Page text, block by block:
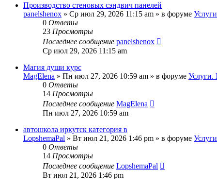
Производство стеновых сэндвич панелей
panelshenox » Ср июл 29, 2026 11:15 am » в форуме
0 Ответы
23 Просмотры
Последнее сообщение panelshenox
Ср июл 29, 2026 11:15 am
Магия души курс
MagElena » Пн июл 27, 2026 10:59 am » в форуме
0 Ответы
14 Просмотры
Последнее сообщение MagElena
Пн июл 27, 2026 10:59 am
автошкола иркутск категория в
LopshemaPal » Вт июл 21, 2026 1:46 pm » в форуме
0 Ответы
14 Просмотры
Последнее сообщение LopshemaPal
Вт июл 21, 2026 1:46 pm